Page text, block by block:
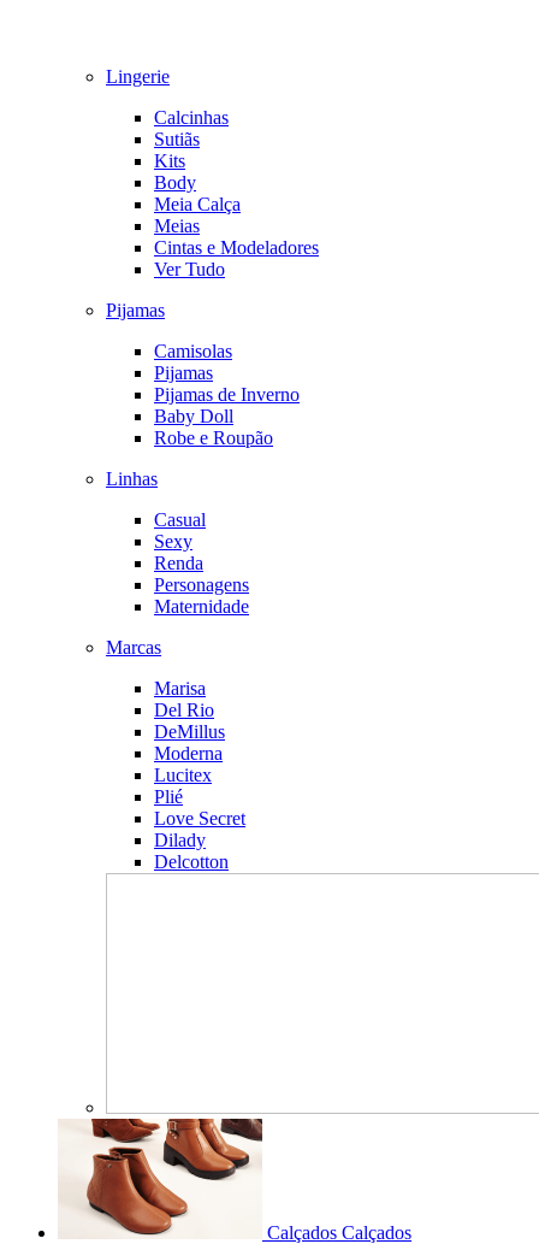
Lingerie
Calcinhas
Sutiãs
Kits
Body
Meia Calça
Meias
Cintas e Modeladores
Ver Tudo
Pijamas
Camisolas
Pijamas
Pijamas de Inverno
Baby Doll
Robe e Roupão
Linhas
Casual
Sexy
Renda
Personagens
Maternidade
Marcas
Marisa
Del Rio
DeMillus
Moderna
Lucitex
Plié
Love Secret
Dilady
Delcotton
Calçados Calçados